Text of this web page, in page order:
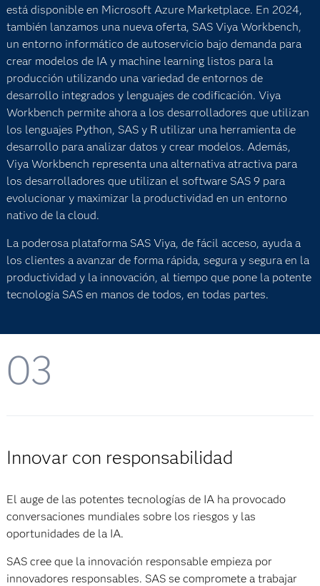
está disponible en Microsoft Azure Marketplace. En 2024,
también lanzamos una nueva oferta, SAS Viya Workbench,
un entorno informático de autoservicio bajo demanda para
crear modelos de IA y machine learning listos para la
producción utilizando una variedad de entornos de
desarrollo integrados y lenguajes de codificación. Viya
Workbench permite ahora a los desarrolladores que utilizan
los lenguajes Python, SAS y R utilizar una herramienta de
desarrollo para analizar datos y crear modelos. Además,
Viya Workbench representa una alternativa atractiva para
los desarrolladores que utilizan el software SAS 9 para
evolucionar y maximizar la productividad en un entorno
nativo de la cloud.
La poderosa plataforma SAS Viya, de fácil acceso, ayuda a
los clientes a avanzar de forma rápida, segura y segura en la
productividad y la innovación, al tiempo que pone la potente
tecnología SAS en manos de todos, en todas partes.
03
Innovar con responsabilidad
El auge de las potentes tecnologías de IA ha provocado
conversaciones mundiales sobre los riesgos y las
oportunidades de la IA.
SAS cree que la innovación responsable empieza por
innovadores responsables. SAS se compromete a trabajar